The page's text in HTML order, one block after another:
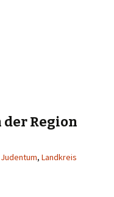
Region
Judentum, Landkreis